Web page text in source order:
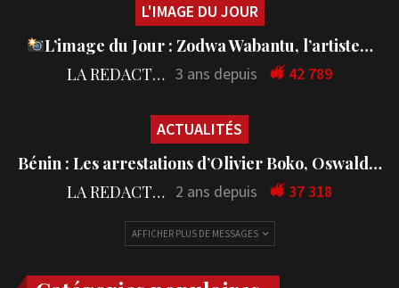
L'IMAGE DU JOUR
L’image du Jour : Zodwa Wabantu, l’artiste…
LA REDACTION 3 ans depuis 42 789
ACTUALITÉS
Bénin : Les arrestations d’Olivier Boko, Oswald…
LA REDACTION 2 ans depuis 37 318
AFFICHER PLUS DE MESSAGES